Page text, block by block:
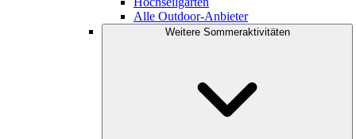
Alle Outdoor-Anbieter
Weitere Sommeraktivitäten